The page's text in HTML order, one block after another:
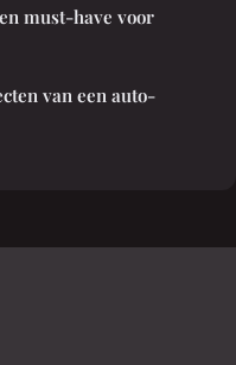
must-have voor
van een auto-